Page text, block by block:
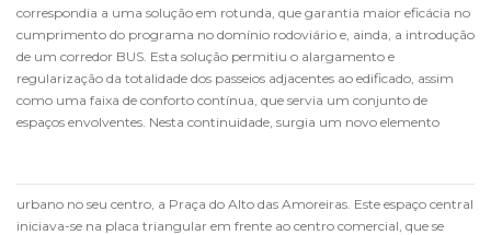
correspondia a uma solução em rotunda, que garantia maior eficácia no
cumprimento do programa no domínio rodoviário e, ainda, a introdução
de um corredor BUS. Esta solução permitiu o alargamento e
regularização da totalidade dos passeios adjacentes ao edificado, assim
como uma faixa de conforto contínua, que servia um conjunto de
espaços envolventes. Nesta continuidade, surgia um novo elemento
urbano no seu centro, a Praça do Alto das Amoreiras. Este espaço central
iniciava-se na placa triangular em frente ao centro comercial, que se